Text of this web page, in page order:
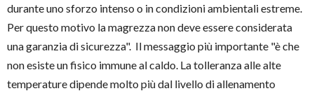
durante uno sforzo intenso o in condizioni ambientali estreme.
Per questo motivo la magrezza non deve essere considerata
una garanzia di sicurezza". Il messaggio più importante "è che
non esiste un fisico immune al caldo. La tolleranza alle alte
temperature dipende molto più dal livello di allenamento